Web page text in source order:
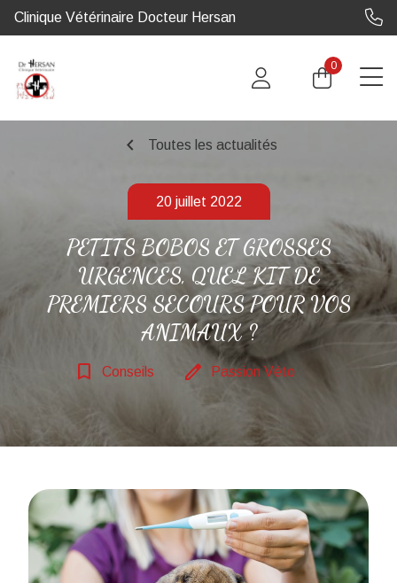
Clinique Vétérinaire Docteur Hersan
0
chevron_left Toutes les actualités
20 juillet 2022
PETITS BOBOS ET GROSSES
URGENCES, QUEL KIT DE
PREMIERS SECOURS POUR VOS
ANIMAUX ?
bookmark_border Conseils edit Passion Véto